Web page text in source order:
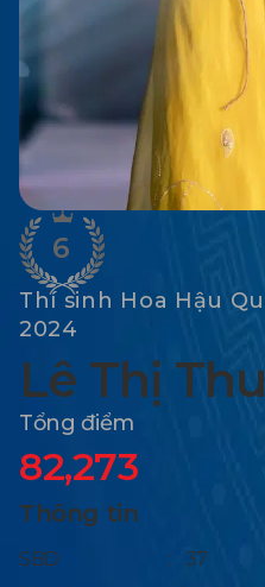
6
Thí sinh Hoa Hậu
2024
Lê Thị
Tổng điểm
82,273
Thông tin
SBD :
37